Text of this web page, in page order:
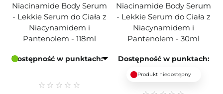
Niacinamide Body Serum
- Lekkie Serum do Ciała z
Niacynamidem i
Pantenolem - 118ml
Dostępność w punktach:
Niacinamide Body Serum
- Lekkie Serum do Ciała z
Niacynamidem i
Pantenolem - 30ml
Dostępność w punktach:
Produkt niedostępny